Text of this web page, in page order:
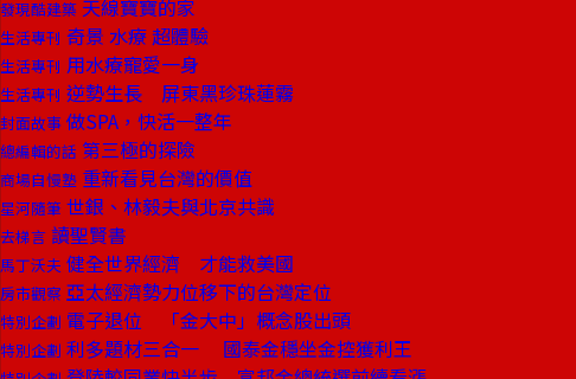
發現酷建築 天線寶寶的家
生活專刊 奇景 水療 超體驗
生活專刊 用水療寵愛一身
生活專刊 逆勢生長 屏東黑珍珠蓮霧
封面故事 做SPA，快活一整年
總編輯的話 第三極的探險
商場自慢塾 重新看見台灣的價值
星河隨筆 世銀、林毅夫與北京共識
去梯言 讀聖賢書
馬丁沃夫 健全世界經濟 才能救美國
房市觀察 亞太經濟勢力位移下的台灣定位
特別企劃 電子退位 「金大中」概念股出頭
特別企劃 利多題材三合一 國泰金穩坐金控獲利王